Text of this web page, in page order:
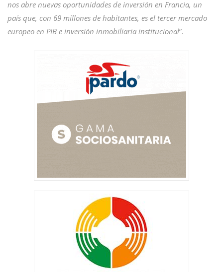
nos abre nuevas oportunidades de inversión en Francia, un
país que, con 69 millones de habitantes, es el tercer mercado
europeo en PIB e inversión inmobiliaria institucional”.